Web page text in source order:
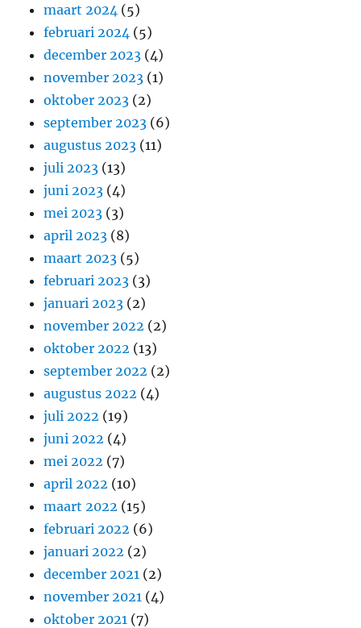
maart 2024 (5)
februari 2024 (5)
december 2023 (4)
november 2023 (1)
oktober 2023 (2)
september 2023 (6)
augustus 2023 (11)
juli 2023 (13)
juni 2023 (4)
mei 2023 (3)
april 2023 (8)
maart 2023 (5)
februari 2023 (3)
januari 2023 (2)
november 2022 (2)
oktober 2022 (13)
september 2022 (2)
augustus 2022 (4)
juli 2022 (19)
juni 2022 (4)
mei 2022 (7)
april 2022 (10)
maart 2022 (15)
februari 2022 (6)
januari 2022 (2)
december 2021 (2)
november 2021 (4)
oktober 2021 (7)